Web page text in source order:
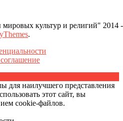
культур и религий" 2014 -
.
для наилучшего представления
этот сайт, вы
cookie-файлов.